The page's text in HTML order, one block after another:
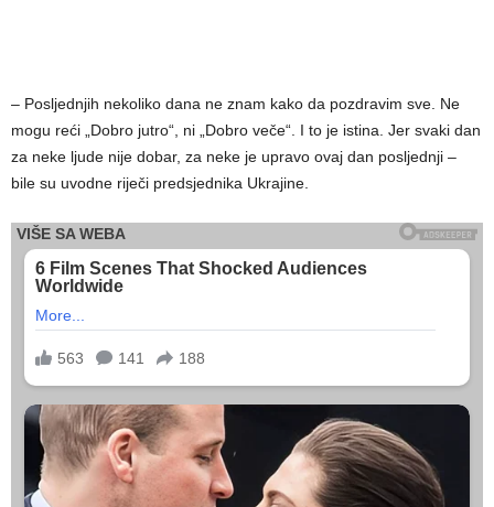
– Posljednjih nekoliko dana ne znam kako da pozdravim sve. Ne
mogu reći „Dobro jutro“, ni „Dobro veče“. I to je istina. Jer svaki dan
za neke ljude nije dobar, za neke je upravo ovaj dan posljednji –
bile su uvodne riječi predsjednika Ukrajine.